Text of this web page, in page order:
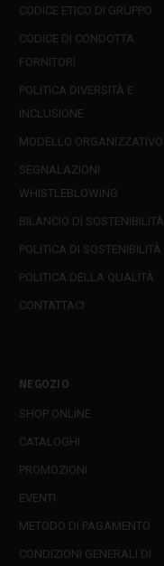
CODICE ETICO DI GRUPPO
CODICE DI CONDOTTA
FORNITORI
POLITICA DIVERSITÀ E
INCLUSIONE
MODELLO ORGANIZZATIVO
SEGNALAZIONI
WHISTLEBLOWING
BILANCIO DI SOSTENIBILITÀ
POLITICA DI SOSTENIBILITÀ
POLITICA DELLA QUALITÀ
CONTATTACI
NEGOZIO
SHOP ONLINE
CATALOGHI
PROMOZIONI
EVENTI
METODO DI PAGAMENTO
CONDIZIONI GENERALI DI